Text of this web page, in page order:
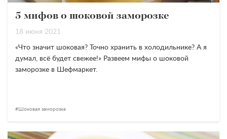
5 мифов о шоковой заморозке
18 июня 2021
«Что значит шоковая?
Точно хранить в холодильнике? А я
думал, всё будет свежее!» Развеем мифы о шоковой
заморозке в Шефмаркет.
Шоковая заморозка